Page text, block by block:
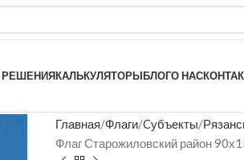
КАЛЬКУЛЯТОРЫБЛОГО НАС
Главная Флаги Cубъекты
Флаг Старожиловский район